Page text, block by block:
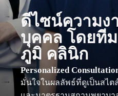
ดีไซน์ความง
บุคคล โดยที
ภูมิ คลินิก
Personalized
มั่นใจในผลลัพธ์ที่ดูเป็นสไ